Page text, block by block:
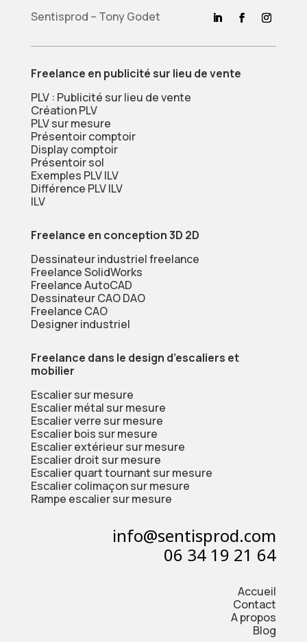
Sentisprod – Tony Godet
Freelance en publicité sur lieu de vente
PLV : Publicité sur lieu de vente
Création PLV
PLV sur mesure
Présentoir comptoir
Display comptoir
Présentoir sol
Exemples PLV ILV
Différence PLV ILV
ILV
Freelance en conception 3D 2D
Dessinateur industriel freelance
Freelance SolidWorks
Freelance AutoCAD
Dessinateur CAO DAO
Freelance CAO
Designer industriel
Freelance dans le design d’escaliers et
mobilier
Escalier sur mesure
Escalier métal sur mesure
Escalier verre sur mesure
Escalier bois sur mesure
Escalier extérieur sur mesure
Escalier droit sur mesure
Escalier quart tournant sur mesure
Escalier colimaçon sur mesure
Rampe escalier sur mesure
info@sentisprod.com
06 34 19 21 64
Accueil
Contact
A propos
Blog